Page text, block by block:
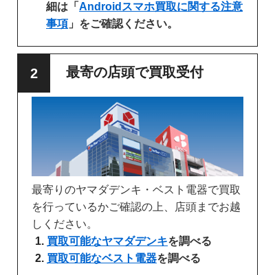
細は「 Androidスマホ買取に関する注意
事項 」をご確認ください。
最寄の店頭で買取受付
最寄りのヤマダデンキ・ベスト電器で買取
を行っているかご確認の上、店頭までお越
しください。
買取可能なヤマダデンキを調べる
買取可能なベスト電器を調べる